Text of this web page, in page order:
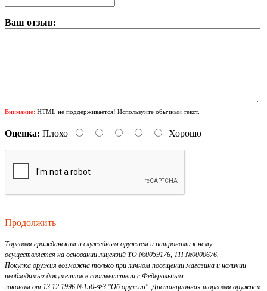
Ваш отзыв:
Внимание: HTML не поддерживается! Используйте обычный текст.
Оценка: Плохо Хорошо
Продолжить
Торговля гражданским и служебным оружием и патронами к нему
осуществляется на основании лицензий ТО №0059176, ТП №0000676.
Покупка оружия возможна только при личном посещении магазина и наличии
необходимых документов в соответствии с Федеральным
законом от 13.12.1996 №150-ФЗ "Об оружии". Дистанционная торговля оружием